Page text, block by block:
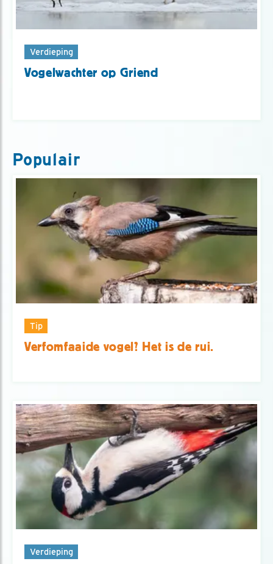
Verdieping
Vogelwachter op Griend
Populair
Tip
Verfomfaaide vogel? Het is de rui.
Verdieping